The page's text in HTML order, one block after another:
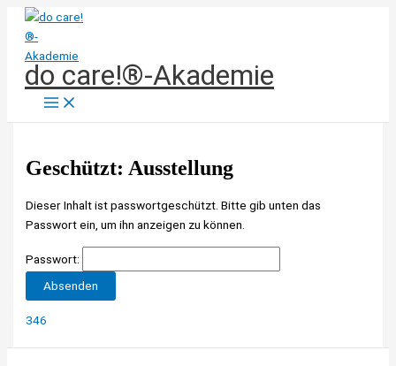
Zum
Inhalt
springen
do care!®-Akademie
Geschützt: Ausstellung
Dieser Inhalt ist passwortgeschützt. Bitte gib unten das
Passwort ein, um ihn anzeigen zu können.
Passwort:
346